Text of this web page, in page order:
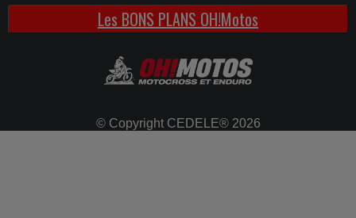
Les BONS PLANS OH!Motos
© Copyright CEDELE® 2026